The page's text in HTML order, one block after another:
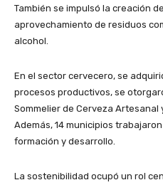
También se impulsó la creación
aprovechamiento de residuos
alcohol.
En el sector cervecero, se
procesos productivos, se
Sommelier de Cerveza Artesanal
Además, 14 municipios
formación y desarrollo.
La sostenibilidad ocupó un rol